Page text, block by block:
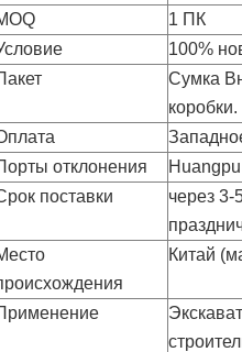
1 ПК
100%
Сумка
коробки.
отклонения
поставки
через
Китай